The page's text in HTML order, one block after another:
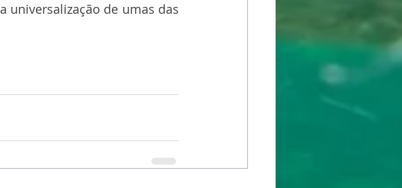
universalização de umas das